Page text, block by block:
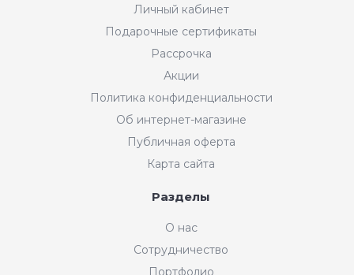
Интернет-магазин "Мир
Добрый день! Готовы Вам
Личный кабинет
Подарочные сертификаты
Рассрочка
Акции
Политика конфиденциальности
Об интернет-магазине
Публичная оферта
Карта сайта
Разделы
О нас
Сотрудничество
Портфолио